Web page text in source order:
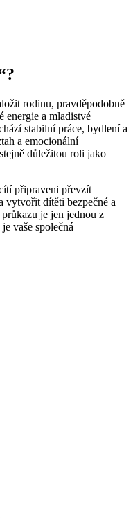
rodinu, pravděpodobně
energie a mladistvé
stabilní práce, bydlení a
a emocionální
důležitou roli jako
připraveni převzít
vytvořit dítěti bezpečné a
je jen jednou z
vaše společná